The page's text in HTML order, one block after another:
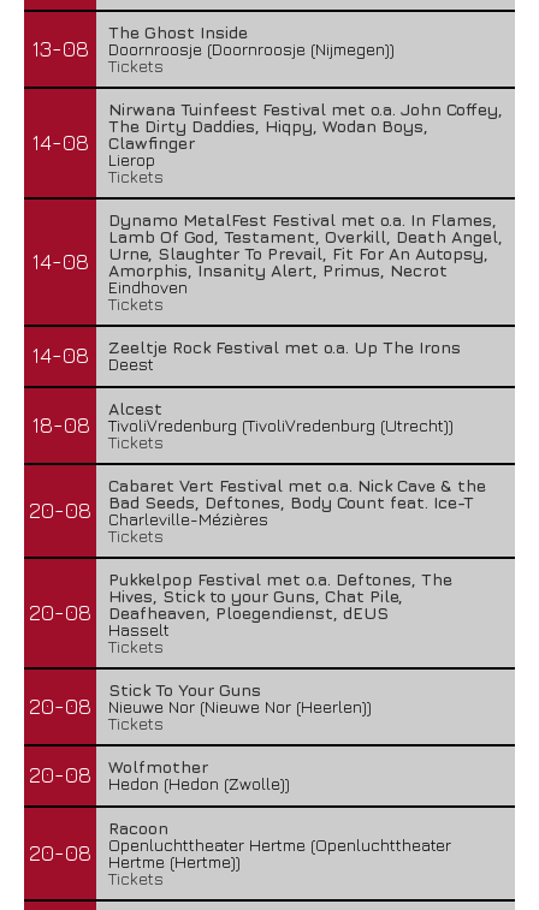
13-08
The Ghost Inside
Doornroosje (Doornroosje (Nijmegen))
Tickets
14-08
Nirwana Tuinfeest Festival met o.a. John Coffey,
The Dirty Daddies, Hiqpy, Wodan Boys,
Clawfinger
Lierop
Tickets
14-08
Dynamo MetalFest Festival met o.a. In Flames,
Lamb Of God, Testament, Overkill, Death Angel,
Urne, Slaughter To Prevail, Fit For An Autopsy,
Amorphis, Insanity Alert, Primus, Necrot
Eindhoven
Tickets
14-08
Zeeltje Rock Festival met o.a. Up The Irons
Deest
18-08
Alcest
TivoliVredenburg (TivoliVredenburg (Utrecht))
Tickets
20-08
Cabaret Vert Festival met o.a. Nick Cave & the
Bad Seeds, Deftones, Body Count feat. Ice-T
Charleville-Mézières
Tickets
20-08
Pukkelpop Festival met o.a. Deftones, The
Hives, Stick to your Guns, Chat Pile,
Deafheaven, Ploegendienst, dEUS
Hasselt
Tickets
20-08
Stick To Your Guns
Nieuwe Nor (Nieuwe Nor (Heerlen))
Tickets
20-08
Wolfmother
Hedon (Hedon (Zwolle))
20-08
Racoon
Openluchttheater Hertme (Openluchttheater
Hertme (Hertme))
Tickets